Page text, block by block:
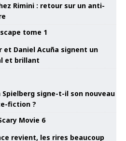
Rimini : retour sur un anti-
et Daniel Acuña signent un
et brillant
Spielberg signe-t-il son nouveau
fiction ?
revient, les rires beaucoup